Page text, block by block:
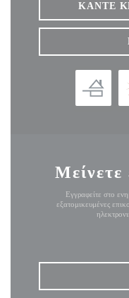
ΚΆΝΤΕ
Εγγραφείτε στο
εξατομικευμένες